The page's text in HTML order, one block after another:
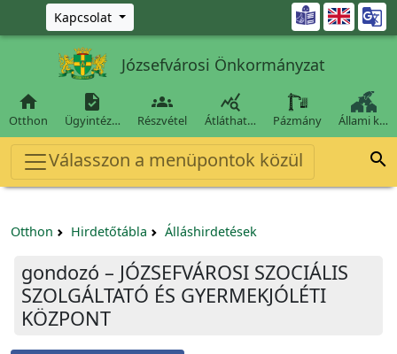
Ugrás a fő tartalomra
Kapcsolat 
Józsefvárosi Önkormányzat

Otthon

Ügyintéz…

Részvétel

Átláthat… Pázmány Állami k…
Válasszon a menüpontok közül 
Otthon Hirdetőtábla Álláshirdetések
gondozó – JÓZSEFVÁROSI SZOCIÁLIS
SZOLGÁLTATÓ ÉS GYERMEKJÓLÉTI
KÖZPONT